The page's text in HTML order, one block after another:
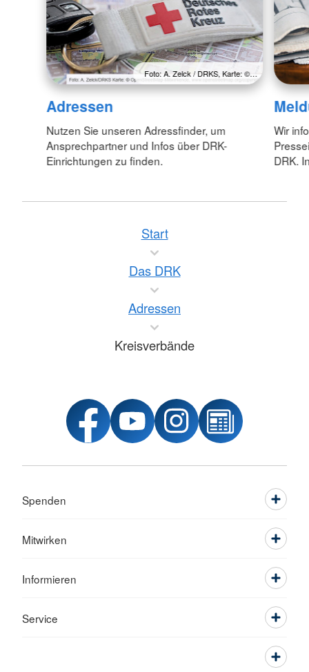
Foto: A. Zelck / DRKS, Karte: ©…
Adressen
Nutzen Sie unseren Adressfinder, um
Ansprechpartner und Infos über DRK-
Einrichtungen zu finden.
Wir
DRK.
Start
Das DRK
Adressen
Kreisverbände
Spenden
Mitwirken
Informieren
Service